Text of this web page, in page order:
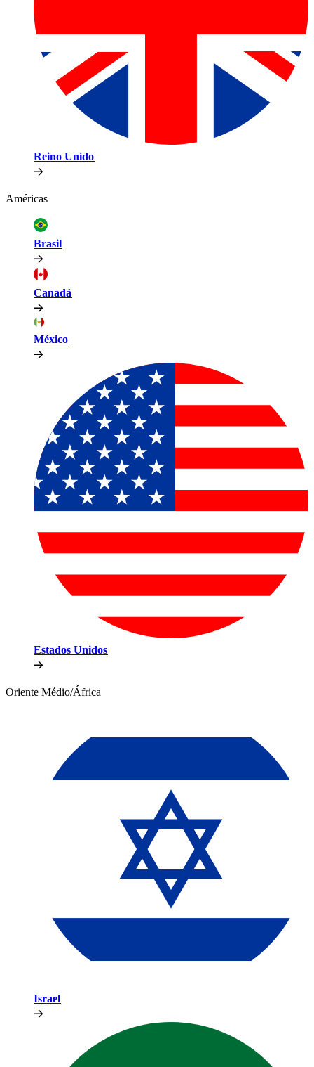
Reino Unido​​
Américas​​
Brasil​​
Canadá​​
México​​
Estados Unidos​​
Oriente Médio/África​​
Israel​​